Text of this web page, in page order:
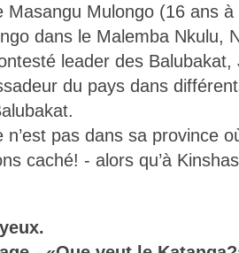
Masangu Mulongo (16 ans
dans le Malemba Nkulu,
leader des
du pays dans
n’est pas dans sa province
caché! - alors qu’à